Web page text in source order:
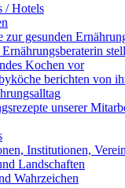
/ Hotels
zur gesunden
Kochen vor
berichten von
unserer
Institutionen,
Landschaften
Wahrzeichen